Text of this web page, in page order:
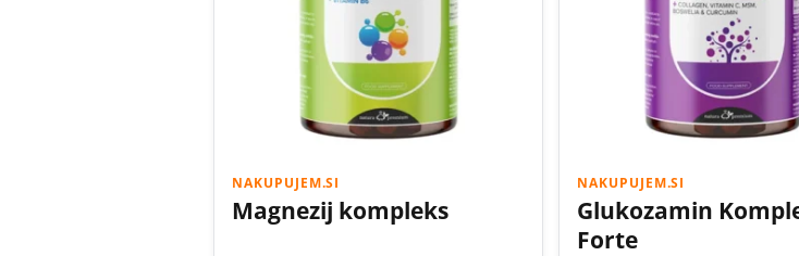
NAKUPUJEM.SI
Magnezij kompleks
NAKUPUJEM.SI
Glukozamin
Forte